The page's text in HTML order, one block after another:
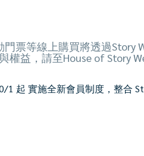
票等線上購買將透過
權益，請至House of Story
起 實施全新會員制度，整合